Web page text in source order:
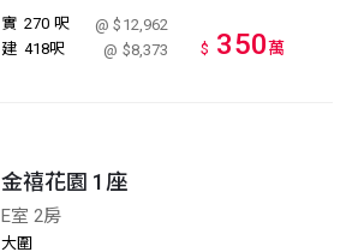
實 270 呎
@ $12,962
建 418呎 @ $8,373 $ 350萬
金禧花園 1座
E室 2房
大圍